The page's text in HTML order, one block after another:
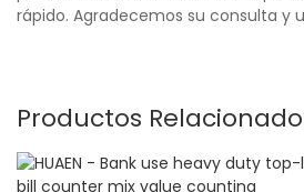
rápido. Agradecemos su consulta y
Productos